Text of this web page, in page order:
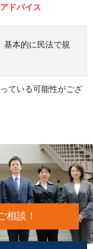
ドバイス
基本的に民法で規
ている可能性がござ
相談！